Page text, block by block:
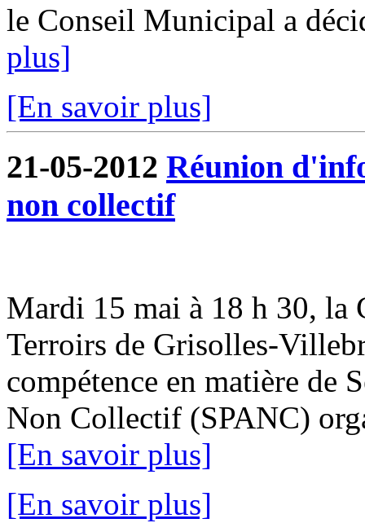
le Conseil Municipal a
plus]
[En savoir plus]
21-05-2012 Réunion
non collectif
Mardi 15 mai à 18 h 30, la
Terroirs de Grisolles-
compétence en matière de
Non Collectif (SPANC)
[En savoir plus]
[En savoir plus]